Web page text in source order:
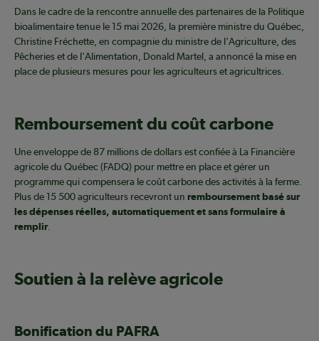
Dans le cadre de la rencontre annuelle des partenaires de la Politique
bioalimentaire tenue le 15 mai 2026, la première ministre du Québec,
Christine Fréchette, en compagnie du ministre de l'Agriculture, des
Pêcheries et de l'Alimentation, Donald Martel, a annoncé la mise en
place de plusieurs mesures pour les agriculteurs et agricultrices.
Remboursement du coût carbone
Une enveloppe de 87 millions de dollars est confiée à La Financière
agricole du Québec (FADQ) pour mettre en place et gérer un
programme qui compensera le coût carbone des activités à la ferme.
Plus de 15 500 agriculteurs recevront un remboursement basé sur
les dépenses réelles, automatiquement et sans formulaire à
remplir.
Soutien à la relève agricole
Bonification du PAFRA